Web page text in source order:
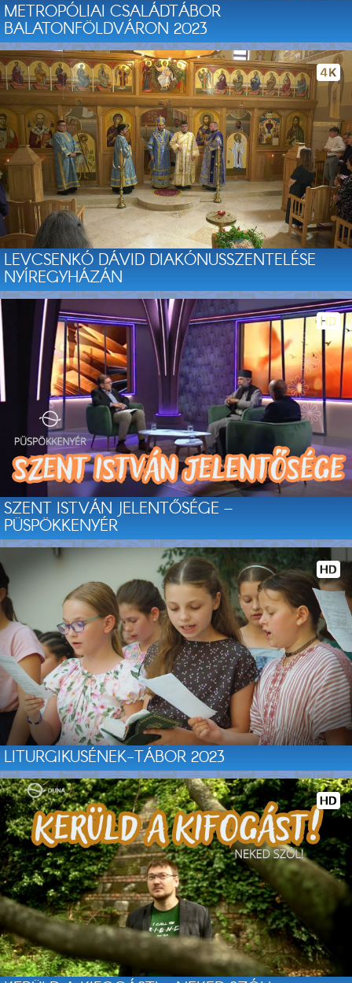
METROPÓLIAI CSALÁDTÁBOR
BALATONFÖLDVÁRON 2023
LEVCSENKÓ DÁVID DIAKÓNUSSZENTELÉSE
NYÍREGYHÁZÁN
SZENT ISTVÁN JELENTŐSÉGE –
PÜSPÖKKENYÉR
LITURGIKUSÉNEK-TÁBOR 2023